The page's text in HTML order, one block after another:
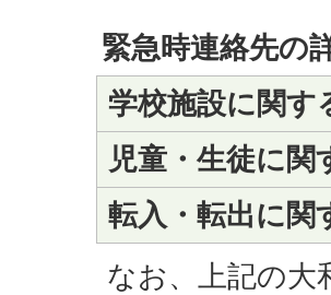
緊急時連絡先の
学校施設に関す
児童・生徒に関
転入・転出に関
なお、上記の大